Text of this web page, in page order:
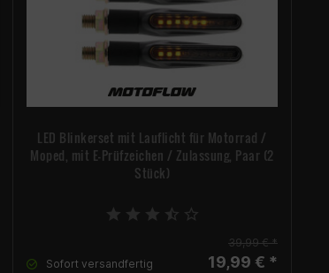
LED Blinkerset mit Lauflicht für Motorrad /
Moped, mit E-Prüfzeichen / Zulassung, Paar (2
Stück)
Sofort versandfertig
39,99 € *
19,99 € *